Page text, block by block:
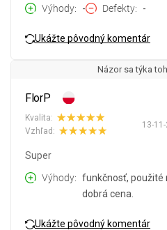
Výhody
- Defekty -
Ukážte pôvodný komentár
Názor sa týka
FlorP
13-11-
Kvalita:
Vzhľad:
Super
Výhody
funkčnosť, použité
dobrá cena.
Ukážte pôvodný komentár